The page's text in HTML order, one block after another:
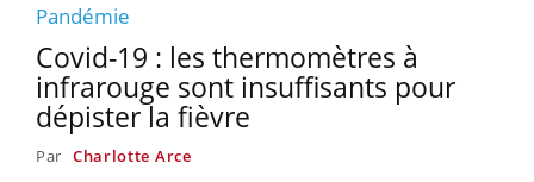
Pandémie
Covid-19 : les thermomètres à
infrarouge sont insuffisants pour
dépister la fièvre
Par Charlotte Arce